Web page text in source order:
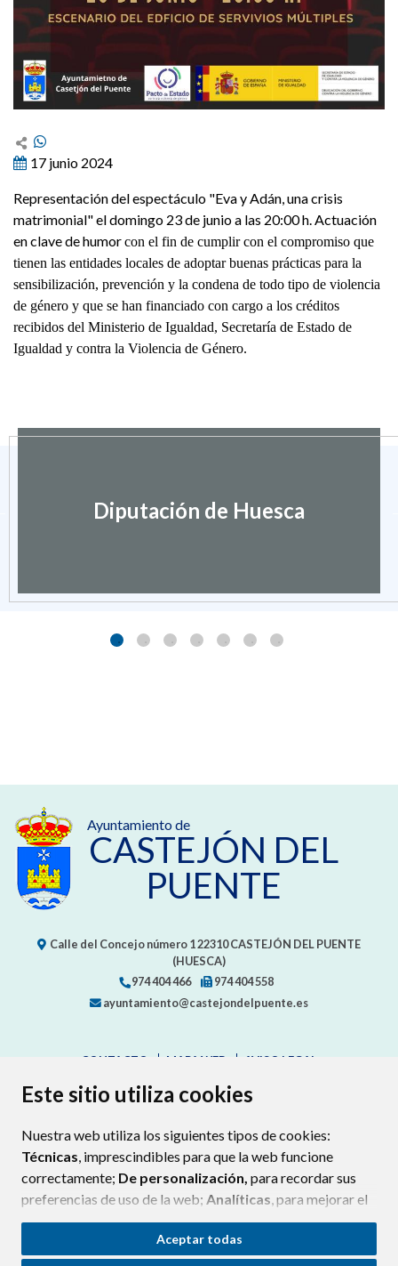
Este sitio utiliza cookies
Nuestra web utiliza los siguientes tipos de cookies:
Técnicas, imprescindibles para que la web funcione
correctamente; De personalización, para recordar sus
preferencias de uso de la web; Analíticas, para mejorar el
funcionamiento de la web y sus servicios.
Si acepta pulsando el botón“Aceptar todas”
Aceptar todas
17 junio 2024
Representación del espectáculo "Eva y Adán, una crisis
matrimonial" el domingo 23 de junio a las 20:00 h. Actuación
en clave de humorcon el fin de cumplir con el compromiso que
tienen las entidades locales de adoptar buenas prácticas para la
sensibilización, prevención y la condena de todo tipo de violencia
de género y que se han financiado con cargo a los créditos
recibidos del Ministerio de Igualdad, Secretaría de Estado de
Igualdad y contra la Violencia de Género.
Diputación de Huesca
Ayuntamiento de
CASTEJÓN DEL
PUENTE
Calle del Concejo número 122310CASTEJÓN DEL PUENTE
(HUESCA)
974 404 466
974 404 558
ayuntamiento@castejondelpuente.es
CONTACTO MAPA WEB
AVISO LEGAL
PROTECCIÓN DE DATOS
POLÍTICA DE COOKIES